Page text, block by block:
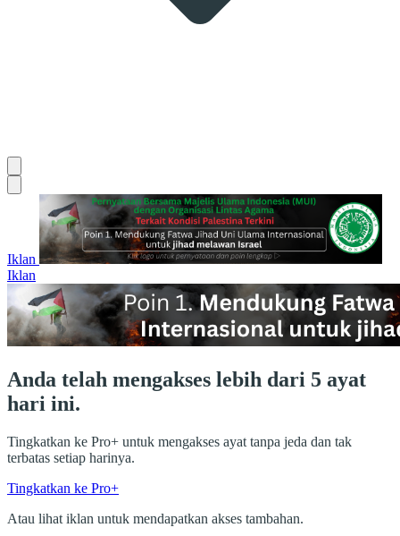
Iklan
Iklan
Anda telah mengakses lebih dari 5 ayat
hari ini.
Tingkatkan ke Pro+ untuk mengakses ayat tanpa jeda dan tak
terbatas setiap harinya.
Tingkatkan ke Pro+
Atau lihat iklan untuk mendapatkan akses tambahan.